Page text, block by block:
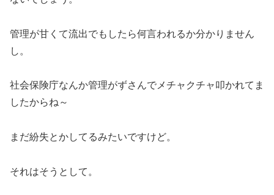
管理が甘くて流出でもしたら何言われるか分かりません
し。
社会保険庁なんか管理がずさんでメチャクチャ叩かれてま
したからね～
まだ紛失とかしてるみたいですけど。
それはそうとして。